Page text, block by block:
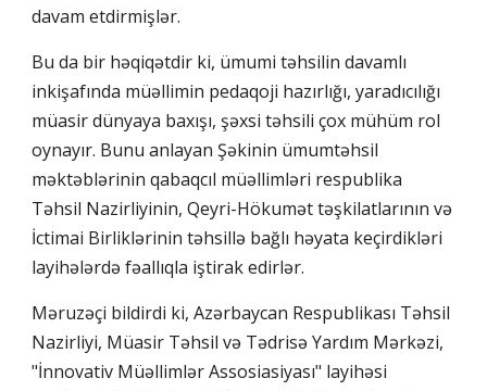
davam etdirmişlər.
Bu da bir həqiqətdir ki, ümumi təhsilin davamlı
inkişafında müəllimin pedaqoji hazırlığı, yaradıcılığı
müasir dünyaya baxışı, şəxsi təhsili çox mühüm rol
oynayır. Bunu anlayan Şəkinin ümumtəhsil
məktəblərinin qabaqcıl müəllimləri respublika
Təhsil Nazirliyinin, Qeyri-Hökumət təşkilatlarının və
İctimai Birliklərinin təhsillə bağlı həyata keçirdikləri
layihələrdə fəallıqla iştirak edirlər.
Məruzəçi bildirdi ki, Azərbaycan Respublikası Təhsil
Nazirliyi, Müasir Təhsil və Tədrisə Yardım Mərkəzi,
"İnnovativ Müəllimlər Assosiasiyası" layihəsi